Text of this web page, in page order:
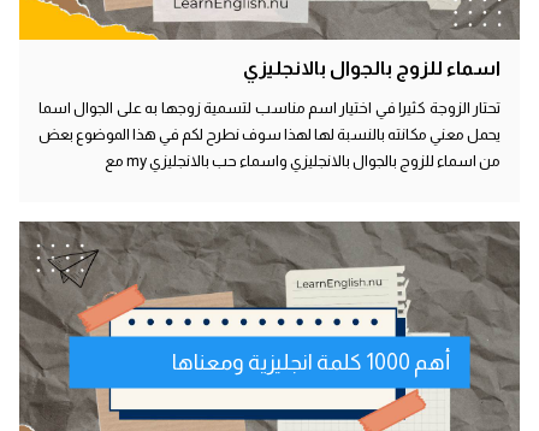
اسماء للزوج بالجوال بالانجليزي
تحتار الزوجة كثيرا في اختيار اسم مناسب لتسمية زوجها به على الجوال اسما
يحمل معني مكانته بالنسبة لها لهذا سوف نطرح لكم في هذا الموضوع بعض
من اسماء للزوج بالجوال بالانجليزي واسماء حب بالانجليزي my مع
أهم 1000 كلمة انجليزية ومعناها